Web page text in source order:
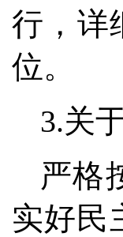
行，详
位。
3.关
严格
实好民